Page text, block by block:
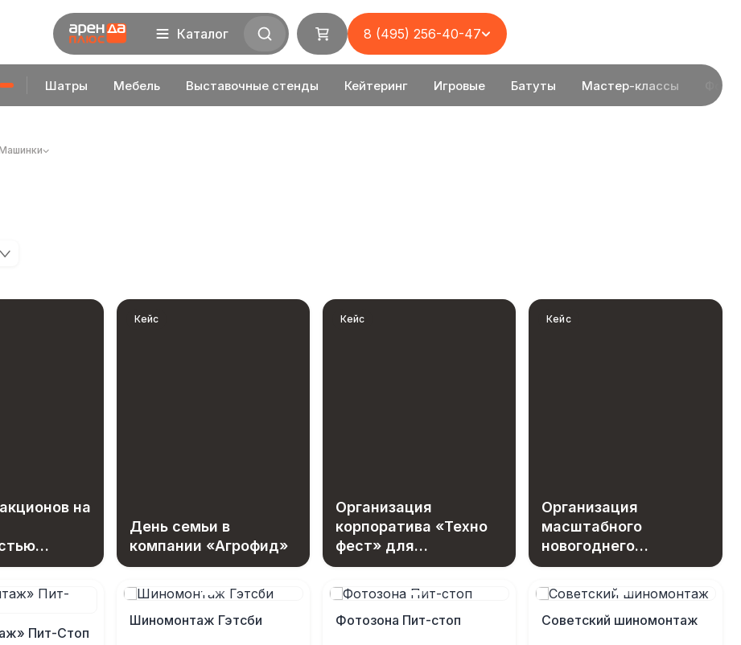
Шатры Мебель Выставочные стенды Кейтеринг Игровые Батуты Мастер-классы
Каталог 8 (495) 256-40-47
на
Кейс
День семьи в
компании «Агрофид»
Кейс
Организация
корпоратива «Техно
фест» для
сотрудников МГТС
Кейс
Организация
масштабного
новогоднего
праздника с
эксклюзивным
игровым
оборудованием
Пит-Стоп
Шиномонтаж Гэтсби Фотозона Пит-стоп Советский шиномонтаж